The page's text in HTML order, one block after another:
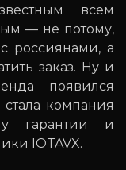
всем
— не потому,
россиянами, а
заказ. Ну и
появился
компания
гарантии и
IOTAVX.